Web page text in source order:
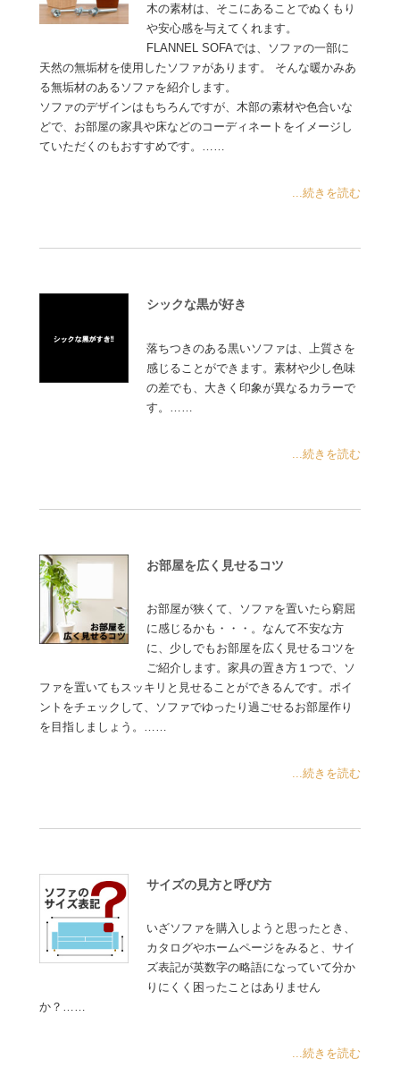
木の素材は、そこにあることでぬくもり
や安心感を与えてくれます。
FLANNEL SOFAでは、ソファの一部に
天然の無垢材を使用したソファがあります。 そんな暖かみあ
る無垢材のあるソファを紹介します。
ソファのデザインはもちろんですが、木部の素材や色合いな
どで、お部屋の家具や床などのコーディネートをイメージし
ていただくのもおすすめです。……
...続きを読む
シックな黒が好き
落ちつきのある黒いソファは、上質さを
感じることができます。素材や少し色味
の差でも、大きく印象が異なるカラーで
す。……
...続きを読む
お部屋を広く見せるコツ
お部屋が狭くて、ソファを置いたら窮屈
に感じるかも・・・。なんて不安な方
に、少しでもお部屋を広く見せるコツを
ご紹介します。家具の置き方１つで、ソ
ファを置いてもスッキリと見せることができるんです。ポイ
ントをチェックして、ソファでゆったり過ごせるお部屋作り
を目指しましょう。……
...続きを読む
サイズの見方と呼び方
いざソファを購入しようと思ったとき、
カタログやホームページをみると、サイ
ズ表記が英数字の略語になっていて分か
りにくく困ったことはありません
か？……
...続きを読む